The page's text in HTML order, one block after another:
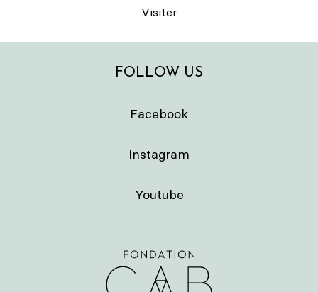
Visiter
FOLLOW US
Facebook
Instagram
Youtube